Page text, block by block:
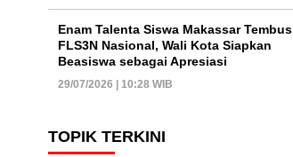
Enam Talenta Siswa Makassar Tembus
FLS3N Nasional, Wali Kota Siapkan
Beasiswa sebagai Apresiasi
29/07/2026 | 10:28 WIB
TOPIK TERKINI